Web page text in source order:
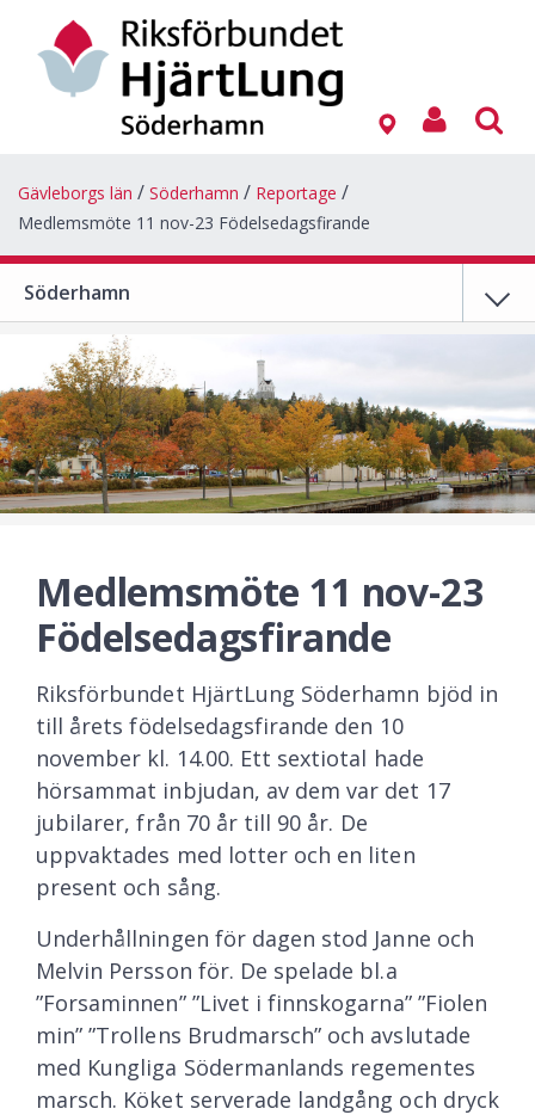
Gävleborgs län Söderhamn
Reportage
Medlemsmöte 11 nov-23 Födelsedagsfirande
Söderhamn
Medlemsmöte 11 nov-23
Födelsedagsfirande
Riksförbundet HjärtLung Söderhamn bjöd in
till årets födelsedagsfirande den 10
november kl. 14.00. Ett sextiotal hade
hörsammat inbjudan, av dem var det 17
jubilarer, från 70 år till 90 år. De
uppvaktades med lotter och en liten
present och sång.
Underhållningen för dagen stod Janne och
Melvin Persson för. De spelade bl.a
”Forsaminnen” ”Livet i finnskogarna” ”Fiolen
min” ”Trollens Brudmarsch” och avslutade
med Kungliga Södermanlands regementes
marsch. Köket serverade landgång och dryck